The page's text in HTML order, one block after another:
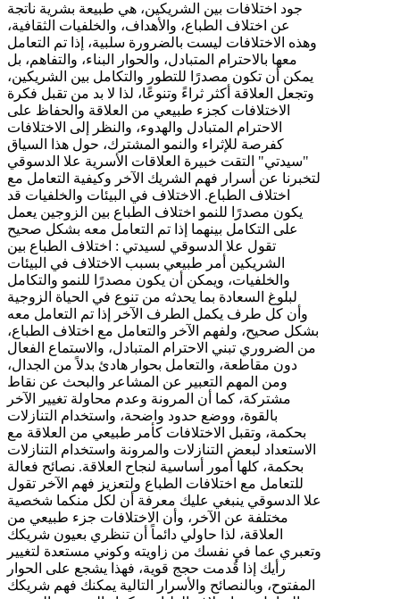
جود اختلافات بين الشريكين، هي طبيعة بشرية ناتجة
عن اختلاف الطباع، والأهداف، والخلفيات الثقافية،
وهذه الاختلافات ليست بالضرورة سلبية، إذا تم التعامل
معها بالاحترام المتبادل، والحوار البناء، والتفاهم، بل
يمكن أن تكون مصدرًا للتطور والتكامل بين الشريكين،
وتجعل العلاقة أكثر ثراءً وتنوعًا، لذا لا بد من تقبل فكرة
الاختلافات كجزء طبيعي من العلاقة والحفاظ على
الاحترام المتبادل والهدوء، والنظر إلى الاختلافات
كفرصة للإثراء والنمو المشترك، حول هذا السياق
"سيدتي" التقت خبيرة العلاقات الأسرية علا الدسوقي
لتخبرنا عن أسرار فهم الشريك الآخر وكيفية التعامل مع
اختلاف الطباع. الاختلاف في البيئات والخلفيات قد
يكون مصدرًا للنمو اختلاف الطباع بين الزوجين يعمل
على التكامل بينهما إذا تم التعامل معه بشكل صحيح
تقول علا الدسوقي لسيدتي : اختلاف الطباع بين
الشريكين أمر طبيعي بسبب الاختلاف في البيئات
والخلفيات، ويمكن أن يكون مصدرًا للنمو والتكامل
لبلوغ السعادة بما يحدثه من تنوع في الحياة الزوجية
وأن كل طرف يكمل الطرف الآخر إذا تم التعامل معه
بشكل صحيح، ولفهم الآخر والتعامل مع اختلاف الطباع،
من الضروري تبني الاحترام المتبادل، والاستماع الفعال
دون مقاطعة، والتعامل بحوار هادئ بدلاً من الجدال،
ومن المهم التعبير عن المشاعر والبحث عن نقاط
مشتركة، كما أن المرونة وعدم محاولة تغيير الآخر
بالقوة، ووضع حدود واضحة، واستخدام التنازلات
بحكمة، وتقبل الاختلافات كأمر طبيعي من العلاقة مع
الاستعداد لبعض التنازلات والمرونة واستخدام التنازلات
بحكمة، كلها أمور أساسية لنجاح العلاقة. نصائح فعالة
للتعامل مع اختلافات الطباع ولتعزيز فهم الآخر تقول
علا الدسوقي ينبغي عليك معرفة أن لكل منكما شخصية
مختلفة عن الآخر، وأن الاختلافات جزء طبيعي من
العلاقة، لذا حاولي دائماً أن تنظري بعيون شريكك
وتعبري عما في نفسك من زاويته وكوني مستعدة لتغيير
رأيك إذا قُدمت حجج قوية، فهذا يشجع على الحوار
المفتوح، وبالنصائح والأسرار التالية يمكنك فهم شريكك